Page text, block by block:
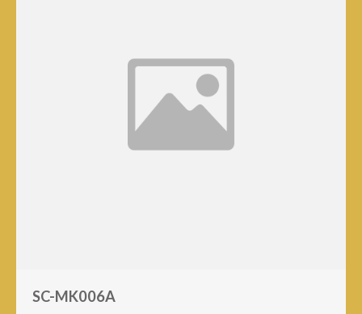
SC-MK006A